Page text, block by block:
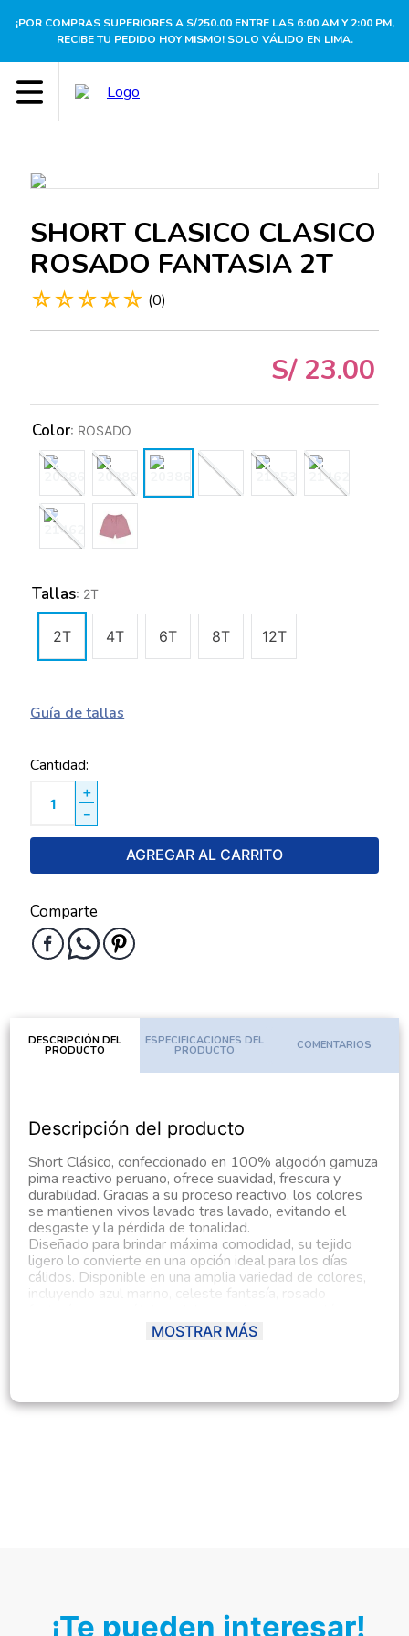
¡POR COMPRAS SUPERIORES A S/250.00 ENTRE LAS 6:00 AM Y 2:00 PM,
RECIBE TU PEDIDO HOY MISMO! SOLO VÁLIDO EN LIMA.
SHORT CLASICO CLASICO
ROSADO FANTASIA 2T
☆☆☆☆☆ (0)
S/ 23.00
Tallas: 2T
2T 4T 6T 8T 12T
Color: ROSADO
Guía de tallas
Cantidad
＋
－
AGREGAR AL CARRITO
Comparte
DESCRIPCIÓN DEL
PRODUCTO
ESPECIFICACIONES DEL
PRODUCTO COMENTARIOS
Descripción del producto
Short Clásico, confeccionado en 100% algodón gamuza
pima reactivo peruano, ofrece suavidad, frescura y
durabilidad. Gracias a su proceso reactivo, los colores
se mantienen vivos lavado tras lavado, evitando el
desgaste y la pérdida de tonalidad.
Diseñado para brindar máxima comodidad, su tejido
ligero lo convierte en una opción ideal para los días
cálidos. Disponible en una amplia variedad de colores,
incluyendo azul marino, celeste fantasía, rosado
melange, rosa, melange niña, lila bebé, palo rosa, azul
cristal, vino, verde pino, azul índigo, camello, coral,
diferentes edades con un ajuste cómodo y versátil.
MOSTRAR MÁS
¡Te pueden interesar!